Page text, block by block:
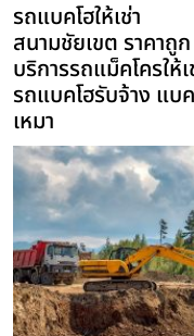
รถแบคโฮให้เช่า
สนามชัยเขต ราคาถูก
บริการรถแม็คโครให้เ
รถแบคโฮรับจ้าง แบ
เหมา